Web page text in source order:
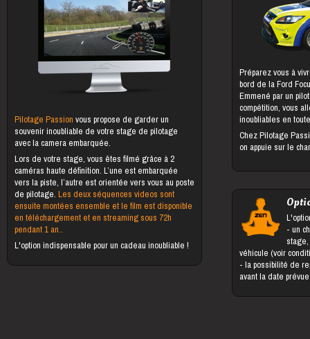
Pilotage Passionvous propose de garder un
souvenir inoubliable de votre stage de pilotage
avec la camera embarquée.
Lors de votre stage, vous êtes filmé grâce à 2
caméras haute définition. L’une est embarquée
vers la piste, l’autre est orientée vers vous au poste
de pilotage.Les deux séquences videos sont
ensuite montées ensemble et le film est disponible
en téléchargement et en streaming sous 72h
pendant 1 an..
L'option indispensable pour un cadeau inoubliable !
Préparez vous à
bord de la Ford
Emmené par un
compétition, vous
inoubliables en
Chez Pilotage
on appuie sur le
- un changement du bénéficiaire du
véhicule (voir
- la possibilité de reporter le stage jusqu'à 5 jours
avant la date